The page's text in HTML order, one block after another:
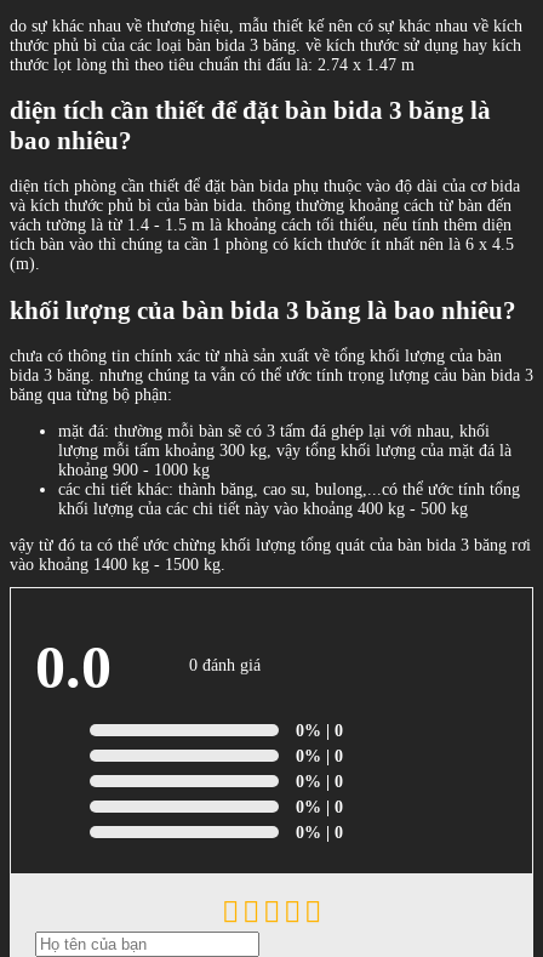
do sự khác nhau về thương hiệu, mẫu thiết kế nên có sự khác nhau về kích
thước phủ bì của các loại bàn bida 3 băng. về kích thước sử dụng hay kích
thước lọt lòng thì theo tiêu chuẩn thi đấu là: 2.74 x 1.47 m
diện tích cần thiết để đặt bàn bida 3 băng là
bao nhiêu?
diện tích phòng cần thiết để đặt bàn bida phụ thuộc vào độ dài của cơ bida
và kích thước phủ bì của bàn bida. thông thường khoảng cách từ bàn đến
vách tường là từ 1.4 - 1.5 m là khoảng cách tối thiểu, nếu tính thêm diện
tích bàn vào thì chúng ta cần 1 phòng có kích thước ít nhất nên là 6 x 4.5
(m).
khối lượng của bàn bida 3 băng là bao nhiêu?
chưa có thông tin chính xác từ nhà sản xuất về tổng khối lượng của bàn
bida 3 băng. nhưng chúng ta vẫn có thể ước tính trọng lượng cảu bàn bida 3
băng qua từng bộ phận:
mặt đá: thường mỗi bàn sẽ có 3 tấm đá ghép lại với nhau, khối
lượng mỗi tấm khoảng 300 kg, vậy tổng khối lượng của mặt đá là
khoảng 900 - 1000 kg
các chi tiết khác: thành băng, cao su, bulong,...có thể ước tính tổng
khối lượng của các chi tiết này vào khoảng 400 kg - 500 kg
vậy từ đó ta có thể ước chừng khối lượng tổng quát của bàn bida 3 băng rơi
vào khoảng 1400 kg - 1500 kg.
0.0 0 đánh giá
0% | 0
0% | 0
0% | 0
0% | 0
0% | 0